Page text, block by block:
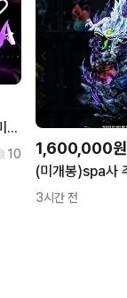
BW사 주술회전 유타 레진 피규어 미개봉 급처!
10 1,600,000원
3시간 전